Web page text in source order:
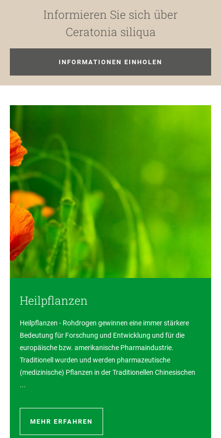
Informieren Sie sich über
Ceratonia siliqua
INFORMATIONEN EINHOLEN
Heilpflanzen
Heilpflanzen - Rohdrogen gewinnen eine immer stärkere
Bedeutung für Forschung und Entwicklung und für die
europäische bzw. amerikanische Pharmaindustrie.
Traditionell wurden und werden pharmazeutische
(medizinische) Pflanzen in der Traditionellen Chinesischen
...
MEHR ERFAHREN